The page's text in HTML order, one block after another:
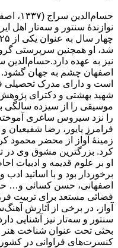
شد، او همچنین سرپرستی
اصفهان چشم به جهان
است و دارای مدرک تحصیلی
شهید بهشتی و دکترای
موسیقی را از سیزده سالگی
را نزد سیروس ساغری
فرامرز پایور، رضا شفیعیان
زمینهٔ آواز از محضر محمود
کرد. بزرگترین مشوق وی در
او بر علوم قدیمه و
برخوردار بود و با اساتید ادب
اصفهانی، حسن کسائی و…
فضائی مستعد برای تربیت
آواز، در برخی از آثارش
سنتور و سه‌تار نیز آشنایی
بحثی تحت عنوان شناخت هنر
کنسرت‌های فراوانی در